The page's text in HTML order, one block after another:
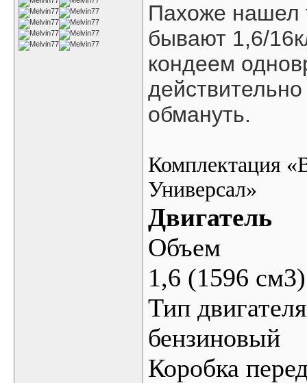
Пахоже нашел
бывают 1,6/
кондеем
обмануть.
Комплектация
Универсал»
Двигатель
Объем
1,6 (1596 см3)
Тип двигателя
бензиновый
Коробка